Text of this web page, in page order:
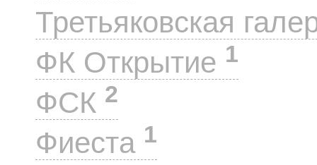
Третьяковская
ФК Открытие 1
ФСК 2
Фиеста 1